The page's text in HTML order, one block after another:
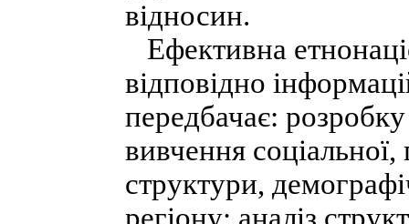
відносин.
Ефективна
відповідно
передбачає:
вивчення
структури,